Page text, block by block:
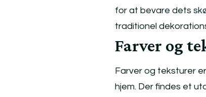
for at bevare dets
traditionel
Farver og
Farver og teksturer
hjem. Der findes et